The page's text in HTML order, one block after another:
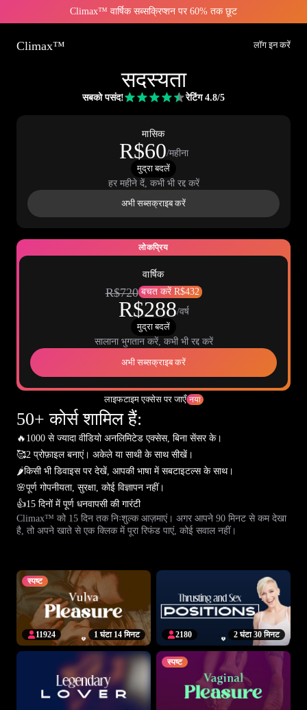
Climax™ वार्षिक सब्सक्रिप्शन पर 60% तक छूट
Climax™ लॉग इन करें
सदस्यता
सबको पसंद! रेटिंग 4.8/5
50+ कोर्स शामिल हैं:
🔥 1000 से ज्यादा वीडियो अनलिमिटेड एक्सेस, बिना सेंसर के।
🥰2 प्रोफ़ाइल बनाएं। अकेले या साथी के साथ सीखें।
🌶️किसी भी डिवाइस पर देखें, आपकी भाषा में सबटाइटल्स के साथ।
🌸पूर्ण गोपनीयता, सुरक्षा, कोई विज्ञापन नहीं।
👍15 दिनों में पूर्ण धनवापसी की गारंटी
Climax™ को 15 दिन तक निःशुल्क आज़माएं। अगर आपने 90 मिनट से कम देखा
है, तो अपने खाते से एक क्लिक में पूरा रिफंड पाएं, कोई सवाल नहीं।
मासिक
R$60/महीना
मुद्रा बदलें
हर महीने दें, कभी भी रद्द करें
अभी सब्सक्राइब करें
लोकप्रिय
वार्षिक
R$720 बचत करें R$432
R$288/वर्ष
मुद्रा बदलें
सालाना भुगतान करें, कभी भी रद्द करें
अभी सब्सक्राइब करें
लाइफटाइम एक्सेस पर जाएँ नया
स्पष्ट
1 घंटा 14 मिनट
11924 2 घंटा 30 मिनट
2180
स्पष्ट